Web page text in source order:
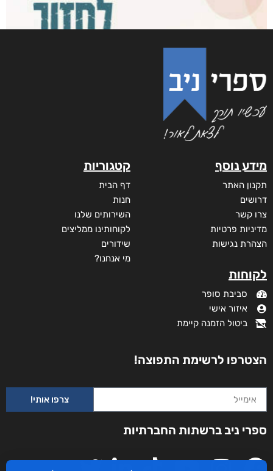
לחזור קדימה
₪40
–
₪ 53
₪40
מידע נוסף
תקנון האתר
דרושים
צרו קשר
מדיניות פרטיות
הצהרת נגישות
לקוחות
סביבת סופר
איזור אישי
ביטול הזמנה קיימת
קטגוריות
דף הבית
חנות
השירותים שלנו
לקוחותינו ממליצים
שידורים
מי אנחנו?
הצטרפו לרשימת התפוצה!
צרפו אותי!
ספרי ניב ברשתות החברתיות